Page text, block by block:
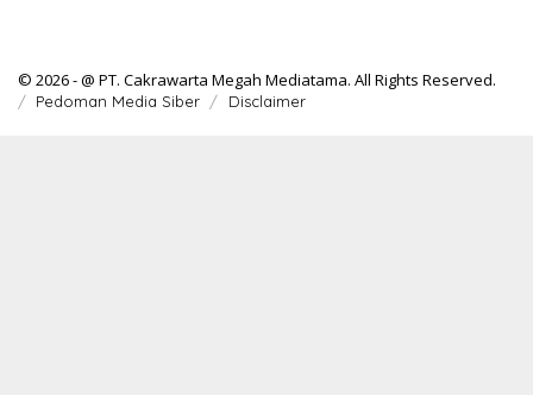
© 2026 - @ PT. Cakrawarta Megah Mediatama. All Rights Reserved.
Pedoman Media Siber Disclaimer